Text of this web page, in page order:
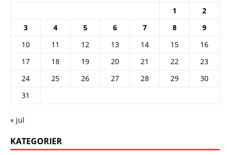
1
2
3
4 5 6 7 8
9
10
11 12 13 14 15
16
17
18 19 20 21 22
23
24
25 26 27 28 29
30
31
« jul
KATEGORIER